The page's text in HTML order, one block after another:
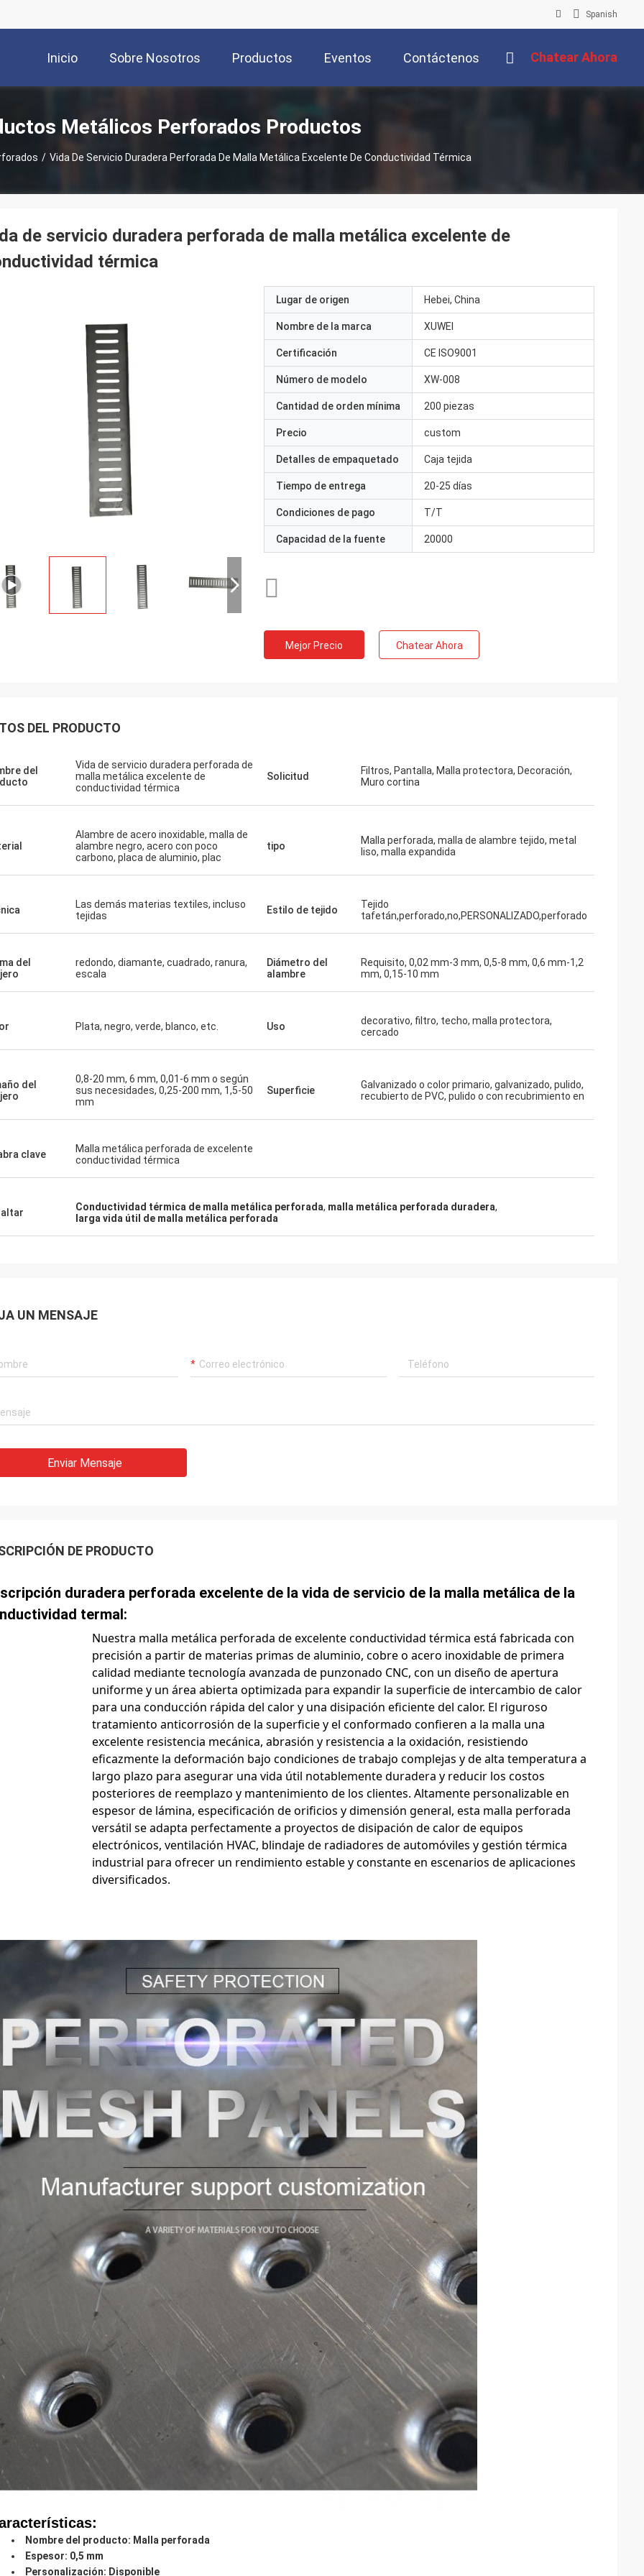
Spanish
Inicio Sobre Nosotros Productos Eventos Contáctenos Chatear Ahora
Metálicos Perforados Productos
/ Vida De Servicio Duradera Perforada De Malla Metálica Excelente De Conductividad Térmica
de servicio duradera perforada de malla metálica excelente de
térmica
Lugar de origen Hebei, China
Nombre de la marca XUWEI
Certificación CE ISO9001
Número de modelo XW-008
Cantidad de orden mínima 200 piezas
Precio custom
Detalles de empaquetado Caja tejida
Tiempo de entrega 20-25 días
Condiciones de pago T/T
Capacidad de la fuente 20000
Mejor Precio Chatear Ahora
DEL PRODUCTO
del
Vida de servicio duradera perforada de
malla metálica excelente de
conductividad térmica
Solicitud
Filtros, Pantalla, Malla protectora, Decoración,
Muro cortina
Alambre de acero inoxidable, malla de
alambre negro, acero con poco
carbono, placa de aluminio, plac
tipo
Malla perforada, malla de alambre tejido, metal
liso, malla expandida
Las demás materias textiles, incluso
tejidas
Estilo de tejido
Tejido
tafetán,perforado,no,PERSONALIZADO,perforado
del
redondo, diamante, cuadrado, ranura,
escala
Diámetro del
alambre
Requisito, 0,02 mm-3 mm, 0,5-8 mm, 0,6 mm-1,2
mm, 0,15-10 mm
Plata, negro, verde, blanco, etc. Uso
decorativo, filtro, techo, malla protectora,
cercado
del
0,8-20 mm, 6 mm, 0,01-6 mm o según
sus necesidades, 0,25-200 mm, 1,5-50
mm
Superficie
Galvanizado o color primario, galvanizado, pulido,
recubierto de PVC, pulido o con recubrimiento en
clave
Malla metálica perforada de excelente
conductividad térmica
Conductividad térmica de malla metálica perforada, malla metálica perforada duradera,
larga vida útil de malla metálica perforada
UN MENSAJE
Enviar Mensaje
DE PRODUCTO
duradera perforada excelente de la vida de servicio de la malla metálica de la
termal:
Nuestra malla metálica perforada de excelente conductividad térmica está fabricada con
precisión a partir de materias primas de aluminio, cobre o acero inoxidable de primera
calidad mediante tecnología avanzada de punzonado CNC, con un diseño de apertura
uniforme y un área abierta optimizada para expandir la superficie de intercambio de calor
para una conducción rápida del calor y una disipación eficiente del calor. El riguroso
tratamiento anticorrosión de la superficie y el conformado confieren a la malla una
excelente resistencia mecánica, abrasión y resistencia a la oxidación, resistiendo
eficazmente la deformación bajo condiciones de trabajo complejas y de alta temperatura a
largo plazo para asegurar una vida útil notablemente duradera y reducir los costos
posteriores de reemplazo y mantenimiento de los clientes. Altamente personalizable en
espesor de lámina, especificación de orificios y dimensión general, esta malla perforada
versátil se adapta perfectamente a proyectos de disipación de calor de equipos
electrónicos, ventilación HVAC, blindaje de radiadores de automóviles y gestión térmica
industrial para ofrecer un rendimiento estable y constante en escenarios de aplicaciones
diversificados.
Nombre del producto: Malla perforada
Espesor: 0,5 mm
Personalización: Disponible